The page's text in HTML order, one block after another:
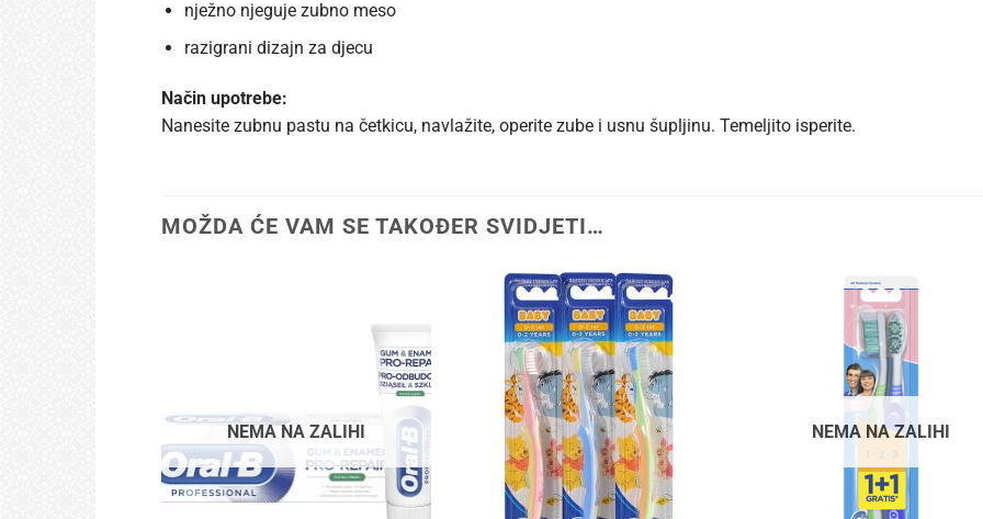
nježno njeguje zubno meso
razigrani dizajn za djecu
Način upotrebe:
Nanesite zubnu pastu na četkicu, navlažite, operite zube i usnu šupljinu. Temeljito isperite.
MOŽDA ĆE VAM SE TAKOĐER SVIDJETI…
NEMA NA ZALIHI NEMA NA ZALIHI